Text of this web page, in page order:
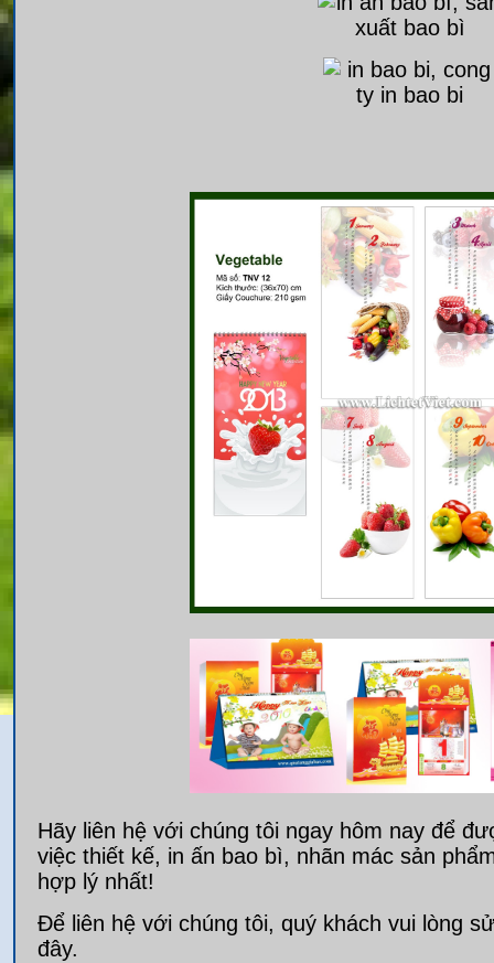
Hãy liên hệ với chúng tôi ngay hôm nay để
việc thiết kế, in ấn bao bì, nhãn mác sản
hợp lý nhất!
Để liên hệ với chúng tôi, quý khách vui lòng
đây.